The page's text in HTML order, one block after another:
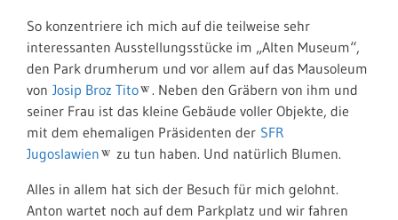
So konzentriere ich mich auf die teilweise sehr
interessanten Ausstellungsstücke im „Alten Museum“,
den Park drumherum und vor allem auf das Mausoleum
von Josip Broz Tito
. Neben den Gräbern von ihm und
seiner Frau ist das kleine Gebäude voller Objekte, die
mit dem ehemaligen Präsidenten der SFR
Jugoslawien
zu tun haben. Und natürlich Blumen.
Alles in allem hat sich der Besuch für mich gelohnt.
Anton wartet noch auf dem Parkplatz und wir fahren